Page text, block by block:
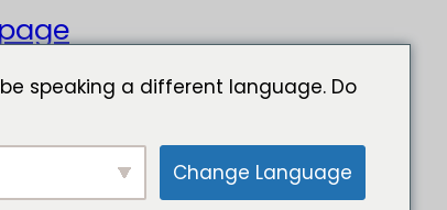
speaking a different language. Do
Change Language